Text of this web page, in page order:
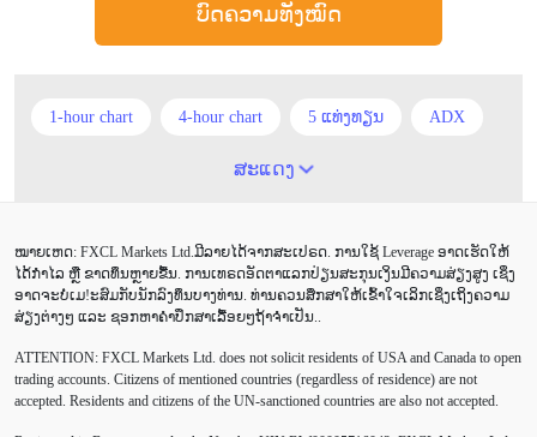
ບົດຄວາມທັງໝົດ
1-hour chart 4-hour chart 5 ແທ່ງທຽນ ADX
Alexander Elder
Buy Stop CAD CHF COVID-19 CPI
Canadian dollar Charles Dow
Chinese Yuan Correlation Matrix D1 DailyFX
Default mode network Doji EA EA ເຊີງລຸກ
ສະແດງ
ໝາຍເຫດ: FXCL Markets Ltd.ມີລາຍໄດ້ຈາກສະເປຣດ. ການໃຊ້ Leverage ອາດເຮັດໃຫ້
ໄດ້ກຳໄລ ຫຼື ຂາດທຶນຫຼາຍຂື້ນ. ການເທຣດອັດຕາແລກປ່ຽນສະກຸນເງິນມີຄວາມສ່ຽງສູງ ເຊິ່ງ
ອາດຈະບໍ່ເມ!ະສົມກັບນັກລົງທຶນບາງທ່ານ. ທ່ານຄວນສຶກສາໃຫ້ເຂົ້າໃຈເລິກເຊິ່ງເຖິງຄວາມ
ສ່ຽງຕ່າງໆ ແລະ ຊອກຫາຄຳປຶກສາເລື້ອຍໆຖ້າຈຳເປັນ..
ATTENTION: FXCL Markets Ltd. does not solicit residents of USA and Canada to open
trading accounts. Citizens of mentioned countries (regardless of residence) are not
accepted. Residents and citizens of the UN-sanctioned countries are also not accepted.